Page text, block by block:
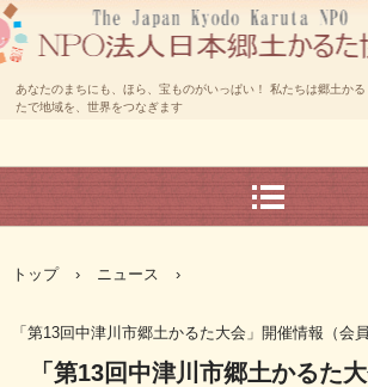
あなたのまちにも、ほら、宝ものがいっぱい！ 私たちは郷土かる
たで地域を、世界をつなぎます
トップ › ニュース ›
「第13回中津川市郷土かるた大会」開催情報（会員
「第13回中津川市郷土かるた